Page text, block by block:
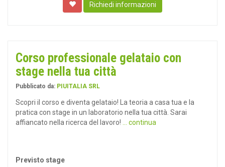
Richiedi informazioni
Corso professionale gelataio con
stage nella tua città
Pubblicato da: PIUITALIA SRL
Scopri il corso e diventa gelataio! La teoria a casa tua e la
pratica con stage in un laboratorio nella tua città. Sarai
affiancato nella ricerca del lavoro!
... continua
Previsto stage